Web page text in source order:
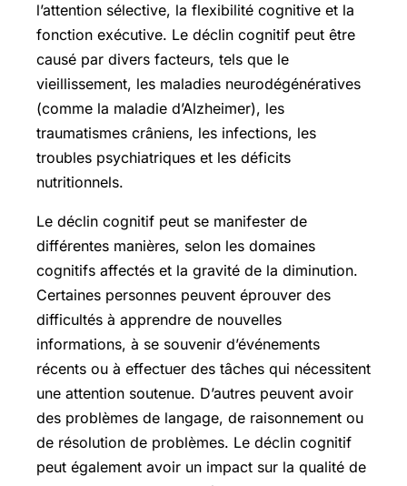
l’attention sélective, la flexibilité cognitive et la
fonction exécutive. Le déclin cognitif peut être
causé par divers facteurs, tels que le
vieillissement, les maladies neurodégénératives
(comme la maladie d’Alzheimer), les
traumatismes crâniens, les infections, les
troubles psychiatriques et les déficits
nutritionnels.
Le déclin cognitif peut se manifester de
différentes manières, selon les domaines
cognitifs affectés et la gravité de la diminution.
Certaines personnes peuvent éprouver des
difficultés à apprendre de nouvelles
informations, à se souvenir d’événements
récents ou à effectuer des tâches qui nécessitent
une attention soutenue. D’autres peuvent avoir
des problèmes de langage, de raisonnement ou
de résolution de problèmes. Le déclin cognitif
peut également avoir un impact sur la qualité de